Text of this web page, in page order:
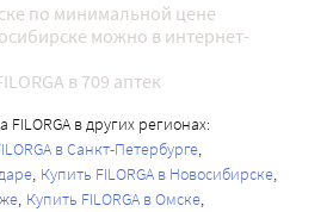
по минимальной цене
можно в интернет-
в 709 аптек
в других регионах:
в Санкт-Петербурге
Купить FILORGA в Новосибирске
Купить FILORGA в Омске